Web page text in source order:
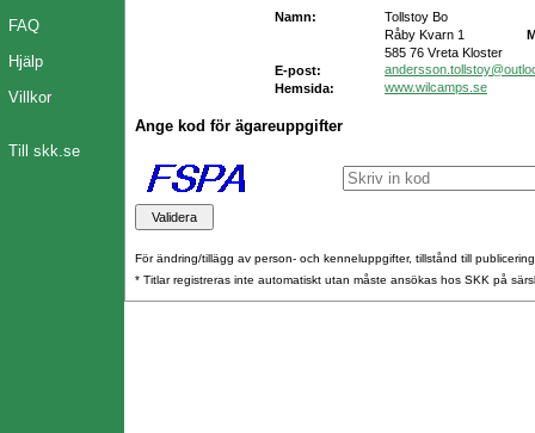
FAQ
Hjälp
Villkor
Till skk.se
Namn:
Tollstoy Bo
Råby Kvarn 1
585 76 Vreta Kloster
E-post:
Hemsida:
www.wilcamps.se
Ange kod för ägareuppgifter
För ändring/tillägg av person- och kenneluppgifter, tillstånd till
* Titlar registreras inte automatiskt utan måste ansökas hos SKK på